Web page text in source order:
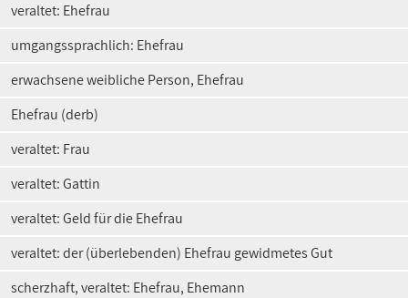
veraltet: Ehefrau
umgangssprachlich: Ehefrau
erwachsene weibliche Person, Ehefrau
Ehefrau (derb)
veraltet: Frau
veraltet: Gattin
veraltet: Geld für die Ehefrau
veraltet: der (überlebenden) Ehefrau gewidmetes Gut
scherzhaft, veraltet: Ehefrau, Ehemann